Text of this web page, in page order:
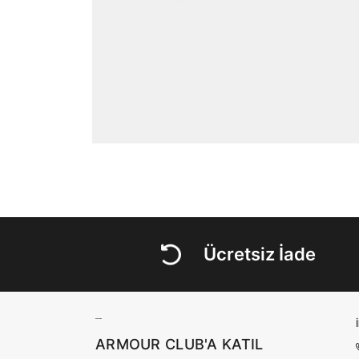
Ücretsiz İade
ARMOUR CLUB'A KATIL